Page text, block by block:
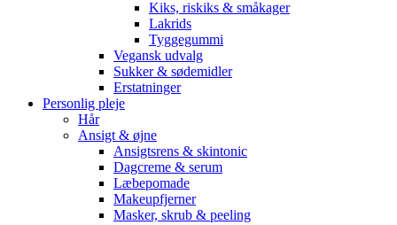
Kiks, riskiks & småkager
Lakrids
Tyggegummi
Vegansk udvalg
Sukker & sødemidler
Erstatninger
Personlig pleje
Hår
Ansigt & øjne
Ansigtsrens & skintonic
Dagcreme & serum
Læbepomade
Makeupfjerner
Masker, skrub & peeling